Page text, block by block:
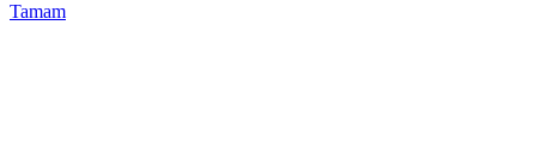
Tamam